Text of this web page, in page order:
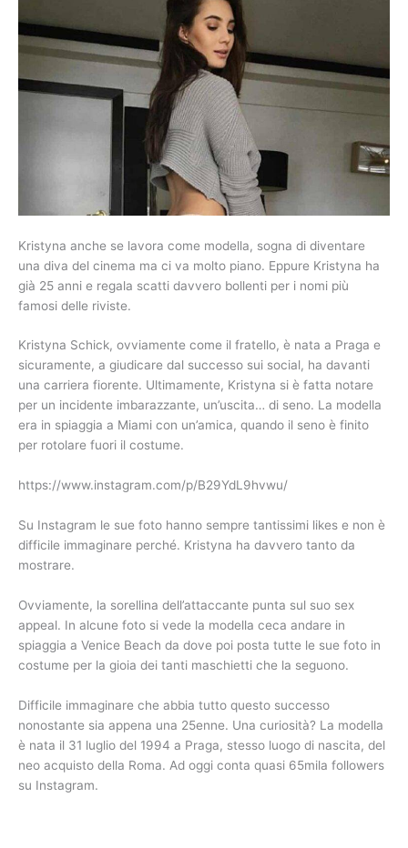
Kristyna anche se lavora come modella, sogna di diventare
una diva del cinema ma ci va molto piano. Eppure Kristyna ha
già 25 anni e regala scatti davvero bollenti per i nomi più
famosi delle riviste.
Kristyna Schick, ovviamente come il fratello, è nata a Praga e
sicuramente, a giudicare dal successo sui social, ha davanti
una carriera fiorente. Ultimamente, Kristyna si è fatta notare
per un incidente imbarazzante, un’uscita… di seno. La modella
era in spiaggia a Miami con un’amica, quando il seno è finito
per rotolare fuori il costume.
https://www.instagram.com/p/B29YdL9hvwu/
Su Instagram le sue foto hanno sempre tantissimi likes e non è
difficile immaginare perché. Kristyna ha davvero tanto da
mostrare.
Ovviamente, la sorellina dell’attaccante punta sul suo sex
appeal. In alcune foto si vede la modella ceca andare in
spiaggia a Venice Beach da dove poi posta tutte le sue foto in
costume per la gioia dei tanti maschietti che la seguono.
Difficile immaginare che abbia tutto questo successo
nonostante sia appena una 25enne. Una curiosità? La modella
è nata il 31 luglio del 1994 a Praga, stesso luogo di nascita, del
neo acquisto della Roma. Ad oggi conta quasi 65mila followers
su Instagram.